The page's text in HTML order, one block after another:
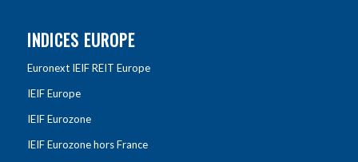
INDICES EUROPE
Euronext IEIF REIT Europe
IEIF Europe
IEIF Eurozone
IEIF Eurozone hors France